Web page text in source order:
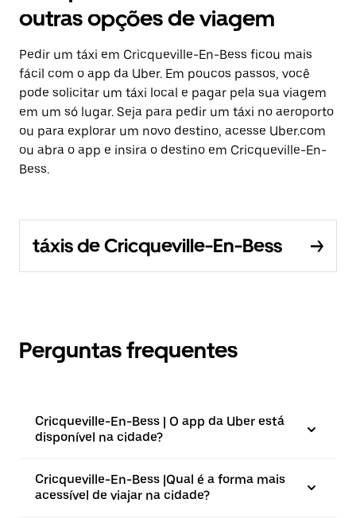
outras opções de viagem
Pedir um táxi em Cricqueville-En-Bess ficou mais
fácil com o app da Uber. Em poucos passos, você
pode solicitar um táxi local e pagar pela sua viagem
em um só lugar. Seja para pedir um táxi no aeroporto
ou para explorar um novo destino, acesse Uber.com
ou abra o app e insira o destino em Cricqueville-En-
Bess.
táxis de Cricqueville-En-Bess
Perguntas frequentes
Cricqueville-En-Bess | O app da Uber está
disponível na cidade?
Cricqueville-En-Bess |⁠Qual é a forma mais
acessível de viajar na cidade?